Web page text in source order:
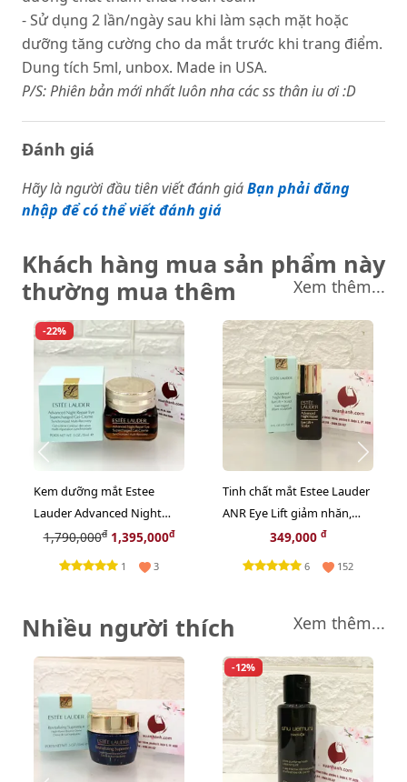
- Sử dụng 2 lần/ngày sau khi làm sạch mặt hoặc
dưỡng tăng cường cho da mắt trước khi trang điểm.
Dung tích 5ml, unbox. Made in USA.
P/S: Phiên bản mới nhất luôn nha các ss thân iu ơi :D
Đánh giá
Hãy là người đầu tiên viết đánh giáBạn phải đăng
nhập để có thể viết đánh giá
Khách hàng mua sản phẩm này
thường mua thêm
Xem thêm...
-22%
Kem dưỡng mắt Estee
Lauder Advanced Night
Repair Supercharged chống
nhăn thâm bọng, 15ml
1,790,000đ1,395,000đ
1 3
Tinh chất mắt Estee Lauder
ANR Eye Lift giảm nhăn,
nâng cơ mắt chuyên sâu,
5ml (New)
349,000 đ
6 152
Nhiều người thích Xem thêm...
-12%